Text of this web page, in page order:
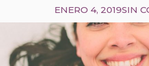
ENERO 4, 2019SIN